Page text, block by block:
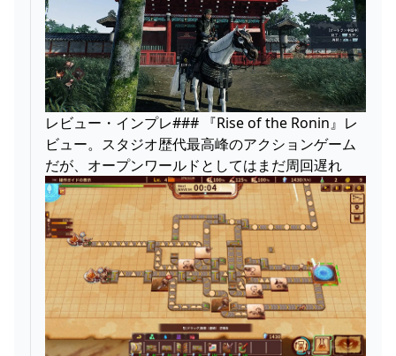
レビュー・インプレ### 『Rise of the Ronin』レ
ビュー。スタジオ歴代最高峰のアクションゲーム
だが、オープンワールドとしてはまだ周回遅れ